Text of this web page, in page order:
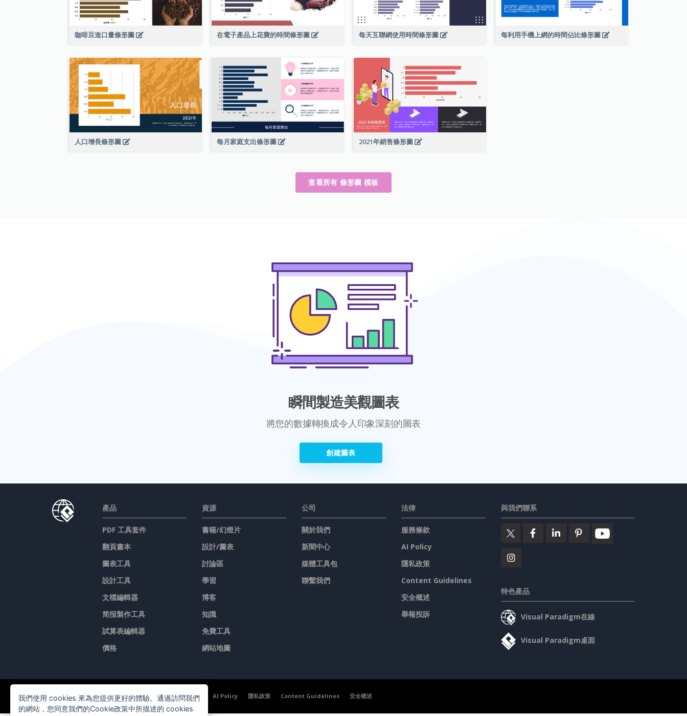
咖啡豆進口量條形圖 在電子產品上花費的時間條形圖 每天互聯網使用時間條形圖 每利用手機上網的時間佔比條形圖
人口增長條形圖 每月家庭支出條形圖 2021年銷售條形圖
查看所有 條形圖 模板
瞬間製造美觀圖表
將您的數據轉換成令人印象深刻的圖表
創建圖表
產品
PDF 工具套件
翻頁書本
圖表工具
設計工具
文檔編輯器
简报製作工具
試算表編輯器
價格
資源
書籍/幻燈片
設計/圖表
討論區
學習
博客
知識
免費工具
網站地圖
公司
關於我們
新聞中心
媒體工具包
聯繫我們
法律
服務條款
AI Policy
隱私政策
Content Guidelines
安全概述
舉報投訴
與我們聯系
特色產品
Visual Paradigm在線
Visual Paradigm桌面
©2026 by Visual Paradigm. 版權所有。 服務條款 AI Policy 隱私政策 Content Guidelines 安全概述
我們使用 cookies 來為您提供更好的體驗。通過訪問我們
的網站，您同意我們的Cookie政策中所描述的 cookies